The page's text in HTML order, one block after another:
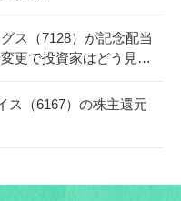
ス（7128）が記念配当
更で投資家はどう見る
ス（6167）の株主還元